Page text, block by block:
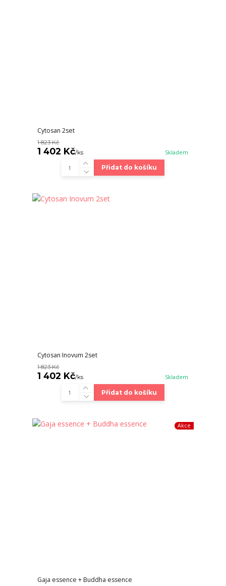
Cytosan 2set
1 823 Kč
1 402 Kč/ks Skladem
Přidat do košíku
Cytosan Inovum 2set
1 823 Kč
1 402 Kč/ks Skladem
Přidat do košíku
Akce
Gaja essence + Buddha essence